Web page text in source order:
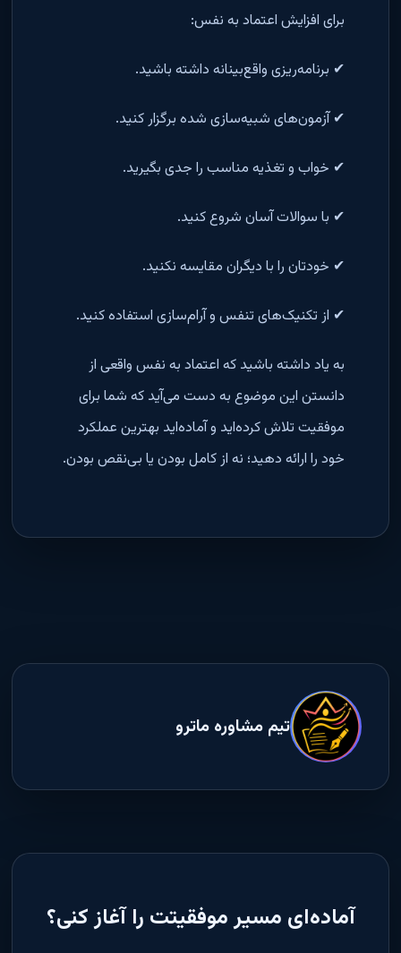
برای افزایش اعتماد به نفس:
✔ برنامه‌ریزی واقع‌بینانه داشته باشید.
✔ آزمون‌های شبیه‌سازی شده برگزار کنید.
✔ خواب و تغذیه مناسب را جدی بگیرید.
✔ با سوالات آسان شروع کنید.
✔ خودتان را با دیگران مقایسه نکنید.
✔ از تکنیک‌های تنفس و آرام‌سازی استفاده کنید.
به یاد داشته باشید که اعتماد به نفس واقعی از
دانستن این موضوع به دست می‌آید که شما برای
موفقیت تلاش کرده‌اید و آماده‌اید بهترین عملکرد
خود را ارائه دهید؛ نه از کامل بودن یا بی‌نقص بودن.
تیم مشاوره ماترو
آماده‌ای مسیر موفقیتت را آغاز کنی؟